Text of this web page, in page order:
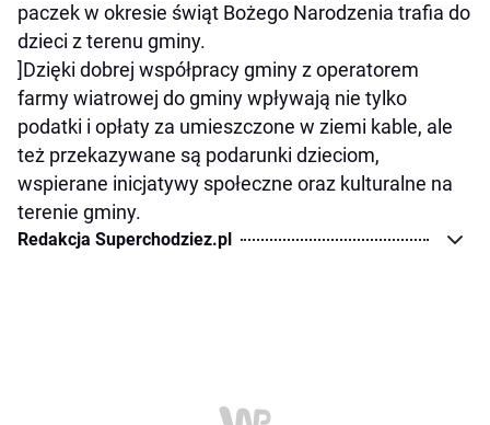
paczek w okresie świąt Bożego Narodzenia trafia do
dzieci z terenu gminy.
]Dzięki dobrej współpracy gminy z operatorem
farmy wiatrowej do gminy wpływają nie tylko
podatki i opłaty za umieszczone w ziemi kable, ale
też przekazywane są podarunki dzieciom,
wspierane inicjatywy społeczne oraz kulturalne na
terenie gminy.
Redakcja Superchodziez.pl